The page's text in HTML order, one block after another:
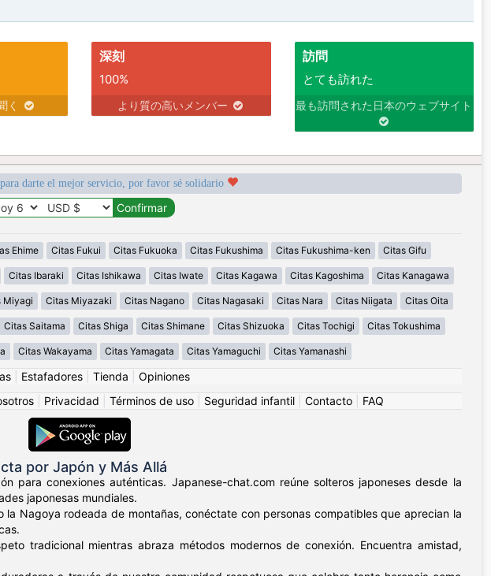
く
深刻
100%
より質の高いメンバー
訪問
とても訪れた
最も訪問された日本のウェブサイト
darte el mejor servicio, por favor sé solidario
Ehime Citas Fukui Citas Fukuoka Citas Fukushima Citas Fukushima-ken Citas Gifu
Citas Ibaraki Citas Ishikawa Citas Iwate Citas Kagawa Citas Kagoshima Citas Kanagawa
Miyagi Citas Miyazaki Citas Nagano Citas Nagasaki Citas Nara Citas Niigata Citas Oita
Citas Saitama Citas Shiga Citas Shimane Citas Shizuoka Citas Tochigi Citas Tokushima
Citas Wakayama Citas Yamagata Citas Yamaguchi Citas Yamanashi
Estafadores Tienda
Opiniones
Privacidad Términos de uso Seguridad infantil Contacto FAQ
por Japón y Más Allá
para conexiones auténticas. Japanese-chat.com reúne solteros japoneses desde la
japonesas mundiales.
la Nagoya rodeada de montañas, conéctate con personas compatibles que aprecian la
tradicional mientras abraza métodos modernos de conexión. Encuentra amistad,